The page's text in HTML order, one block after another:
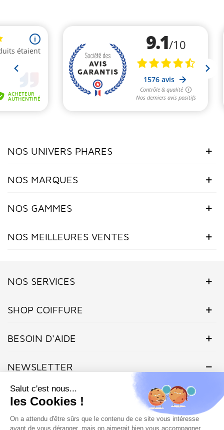
NOS UNIVERS PHARES
NOS MARQUES
NOS GAMMES
NOS MEILLEURES VENTES
NOS SERVICES
SHOP COIFFURE
BESOIN D'AIDE
NEWSLETTER
Inscrivez-vous dès maintenant à notre Newsletter et recevez en
exclusivité nos offres flashs, promotions et actualités.